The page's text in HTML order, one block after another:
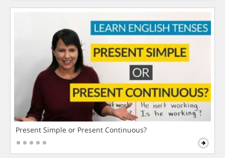
Present Simple or Present Continuous?